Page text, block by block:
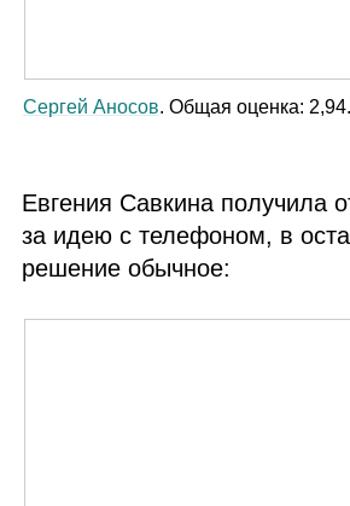
Сергей Аносов. Общая оценка:
Евгения Савкина получила
за идею с телефоном, в
решение обычное: